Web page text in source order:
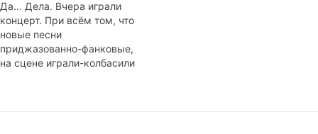
Да... Дела. Вчера играли
концерт. При всём том, что
новые песни
приджазованно-фанковые,
на сцене играли-колбасили